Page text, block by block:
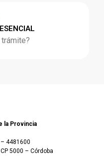
la Provincia
4481600
5000 – Córdoba